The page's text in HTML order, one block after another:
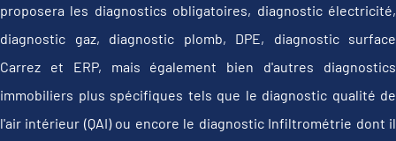
proposera les diagnostics obligatoires, diagnostic électricité,
diagnostic gaz, diagnostic plomb, DPE, diagnostic surface
Carrez et ERP, mais également bien d'autres diagnostics
immobiliers plus spécifiques tels que le diagnostic qualité de
l'air intérieur (QAI) ou encore le diagnostic Infiltrométrie dont il